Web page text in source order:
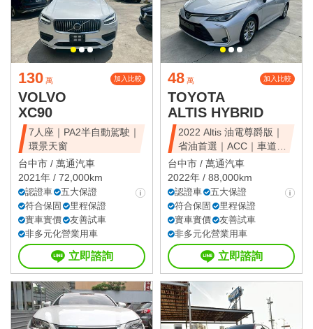
130 萬 加入比較
VOLVO
XC90
7人座｜PA2半自動駕駛｜
環景天窗
台中市 / 萬通汽車
2021年 / 72,000km
認證車
五大保證
符合保固
里程保證
實車實價
友善試車
非多元化營業用車
立即諮詢
48 萬 加入比較
TOYOTA
ALTIS HYBRID
2022 Altis 油電尊爵版｜
省油首選｜ACC｜車道維
持
台中市 / 萬通汽車
2022年 / 88,000km
認證車
五大保證
符合保固
里程保證
實車實價
友善試車
非多元化營業用車
立即諮詢